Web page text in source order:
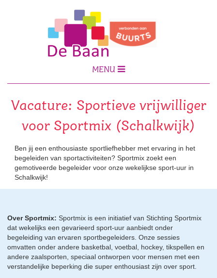
MENU
Vacature: Sportieve vrijwilliger
voor Sportmix (Schalkwijk)
Ben jij een enthousiaste sportliefhebber met ervaring in het
begeleiden van sportactiviteiten? Sportmix zoekt een
gemotiveerde begeleider voor onze wekelijkse sport-uur in
Schalkwijk!
Over Sportmix: Sportmix is een initiatief van Stichting Sportmix
dat wekelijks een gevarieerd sport-uur aanbiedt onder
begeleiding van ervaren sportbegeleiders. Onze sessies
omvatten onder andere basketbal, voetbal, hockey, tikspellen en
andere zaalsporten, speciaal ontworpen voor mensen met een
verstandelijke beperking die super enthousiast zijn over sport.